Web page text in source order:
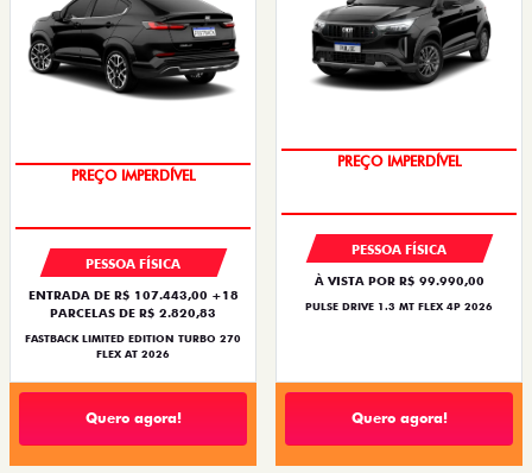
COM USADO NA TROCA
PESSOA FÍSICA
ENTRADA DE R$ 107.443,00 +18
PARCELAS DE R$ 2.820,83
FASTBACK LIMITED EDITION TURBO 270
FLEX AT 2026
Quero agora!
OPORTUNIDADE
PESSOA FÍSICA
À VISTA POR R$ 99.990,00
PULSE DRIVE 1.3 MT FLEX 4P 2026
Quero agora!